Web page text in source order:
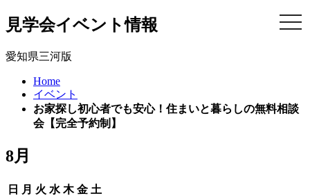
見学会イベント情報
愛知県三河版
Home
イベント
お家探し初心者でも安心！住まいと暮らしの無料相談
会【完全予約制】
8月
日 月 火 水 木 金 土